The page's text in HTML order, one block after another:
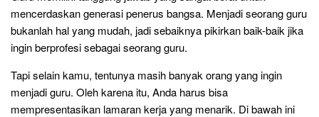
mencerdaskan generasi penerus bangsa. Menjadi seorang guru
bukanlah hal yang mudah, jadi sebaiknya pikirkan baik-baik jika
ingin berprofesi sebagai seorang guru.
Tapi selain kamu, tentunya masih banyak orang yang ingin
menjadi guru. Oleh karena itu, Anda harus bisa
mempresentasikan lamaran kerja yang menarik. Di bawah ini